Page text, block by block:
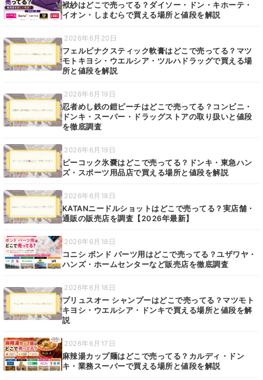
袱紗はどこで売ってる？ダイソー・ドン・キホーテ・
イオン・しまむらで買える場所と値段を解説
2026年6月20日
フェルビナクスティック軟膏はどこで売ってる？マツ
モトキヨシ・ウエルシア・ツルハドラッグで買える場
所と値段を解説
2026年6月19日
忍者めし鉄の鎧ピーチはどこで売ってる？コンビニ・
ドンキ・スーパー・ドラッグストアの取り扱いと値段
を徹底調査
2026年6月19日
ピーコック氷嚢はどこで売ってる？ドンキ・東急ハン
ズ・スポーツ用品店で買える場所と値段を解説
2026年6月18日
KATANニードルショットはどこで売ってる？実店舗・
通販の販売店を調査【2026年最新】
2026年6月18日
コニシ ボンド パーツ用はどこで売ってる？ユザワヤ・
ハンズ・ホームセンターなど販売店を徹底調査
2026年6月18日
プリュスオー シャンプーはどこで売ってる？マツモト
キヨシ・ウエルシア・ドンキで買える場所と値段を解
説
2026年6月17日
麻辣湯カップ麺はどこで売ってる？カルディ・ドン
キ・業務スーパーで買える場所と値段を解説